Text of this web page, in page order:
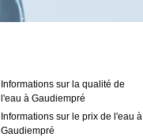
Informations sur la qualité de
l'eau à Gaudiempré
Informations sur le prix de l'eau à
Gaudiempré